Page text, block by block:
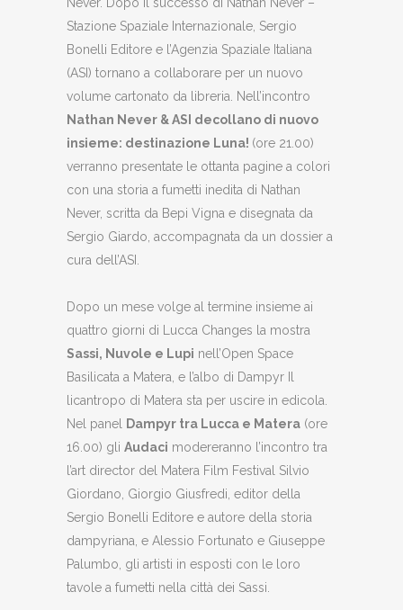
Stazione Spaziale Internazionale, Sergio
Bonelli Editore e l’Agenzia Spaziale Italiana
(ASI) tornano a collaborare per un nuovo
volume cartonato da libreria. Nell’incontro
Nathan Never & ASI decollano di nuovo
insieme: destinazione Luna! (ore 21.00)
verranno presentate le ottanta pagine a colori
con una storia a fumetti inedita di Nathan
Never, scritta da Bepi Vigna e disegnata da
Sergio Giardo, accompagnata da un dossier a
cura dell’ASI.
Dopo un mese volge al termine insieme ai
quattro giorni di Lucca Changes la mostra
Sassi, Nuvole e Lupi nell’Open Space
Basilicata a Matera, e l’albo di Dampyr Il
licantropo di Matera sta per uscire in edicola.
Nel panel Dampyr tra Lucca e Matera (ore
16.00) gli Audaci modereranno l’incontro tra
l’art director del Matera Film Festival Silvio
Giordano, Giorgio Giusfredi, editor della
Sergio Bonelli Editore e autore della storia
dampyriana, e Alessio Fortunato e Giuseppe
Palumbo, gli artisti in esposti con le loro
tavole a fumetti nella città dei Sassi.